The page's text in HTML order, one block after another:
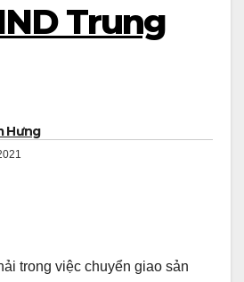
Trung
Hưng
trong việc chuyển giao sản